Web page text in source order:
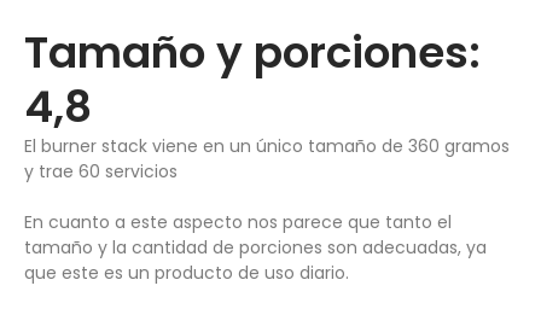
Tamaño y porciones:
4,8
El burner stack viene en un único tamaño de 360 gramos
y trae 60 servicios
En cuanto a este aspecto nos parece que tanto el
tamaño y la cantidad de porciones son adecuadas, ya
que este es un producto de uso diario.